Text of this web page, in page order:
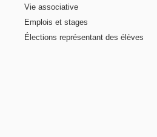
Vie associative
Emplois et stages
Élections représentant des élèves